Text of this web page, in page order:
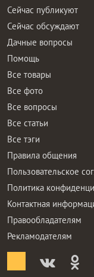
Сейчас публикуют
Сейчас обсуждают
Дачные вопросы
Помощь
Все товары
Все фото
Все вопросы
Все статьи
Все тэги
Правила общения
Пользовательское
Политика
Контактная
Правообладателям
Рекламодателям